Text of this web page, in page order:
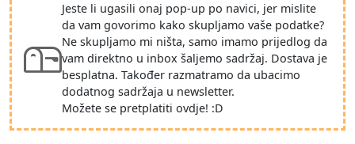
Jeste li ugasili onaj pop-up po navici, jer mislite
da vam govorimo kako skupljamo vaše podatke?
Ne skupljamo mi ništa, samo imamo prijedlog da
vam direktno u inbox šaljemo sadržaj. Dostava je
besplatna. Također razmatramo da ubacimo
dodatnog sadržaja u newsletter.
Možete se pretplatiti ovdje! :D